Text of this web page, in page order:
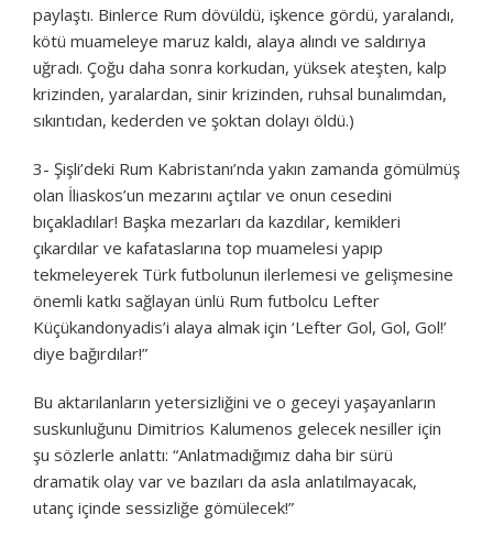
paylaştı. Binlerce Rum dövüldü, işkence gördü, yaralandı,
kötü muameleye maruz kaldı, alaya alındı ve saldırıya
uğradı. Çoğu daha sonra korkudan, yüksek ateşten, kalp
krizinden, yaralardan, sinir krizinden, ruhsal bunalımdan,
sıkıntıdan, kederden ve şoktan dolayı öldü.)
3- Şişli’deki Rum Kabristanı’nda yakın zamanda gömülmüş
olan İliaskos’un mezarını açtılar ve onun cesedini
bıçakladılar! Başka mezarları da kazdılar, kemikleri
çıkardılar ve kafataslarına top muamelesi yapıp
tekmeleyerek Türk futbolunun ilerlemesi ve gelişmesine
önemli katkı sağlayan ünlü Rum futbolcu Lefter
Küçükandonyadis’i alaya almak için ‘Lefter Gol, Gol, Gol!’
diye bağırdılar!”
Bu aktarılanların yetersizliğini ve o geceyi yaşayanların
suskunluğunu Dimitrios Kalumenos gelecek nesiller için
şu sözlerle anlattı: “Anlatmadığımız daha bir sürü
dramatik olay var ve bazıları da asla anlatılmayacak,
utanç içinde sessizliğe gömülecek!”